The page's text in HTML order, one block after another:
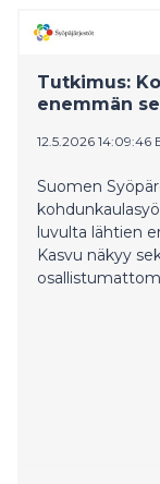
Tutkimus:
enemmän
12.5.2026 14:09:46
Suomen
luvulta lähtien
Kasvu näkyy